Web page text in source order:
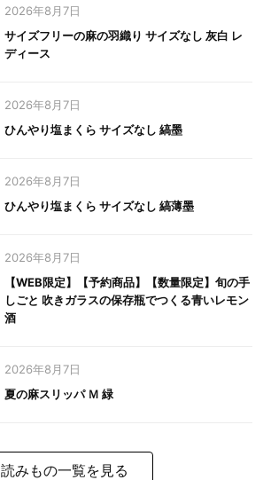
2026年8月7日
サイズフリーの麻の羽織り サイズなし 灰白 レ
ディース
2026年8月7日
ひんやり塩まくら サイズなし 縞墨
2026年8月7日
ひんやり塩まくら サイズなし 縞薄墨
2026年8月7日
【WEB限定】【予約商品】【数量限定】旬の手
しごと 吹きガラスの保存瓶でつくる青いレモン
酒
2026年8月7日
夏の麻スリッパ Ｍ 緑
読みもの一覧を見る